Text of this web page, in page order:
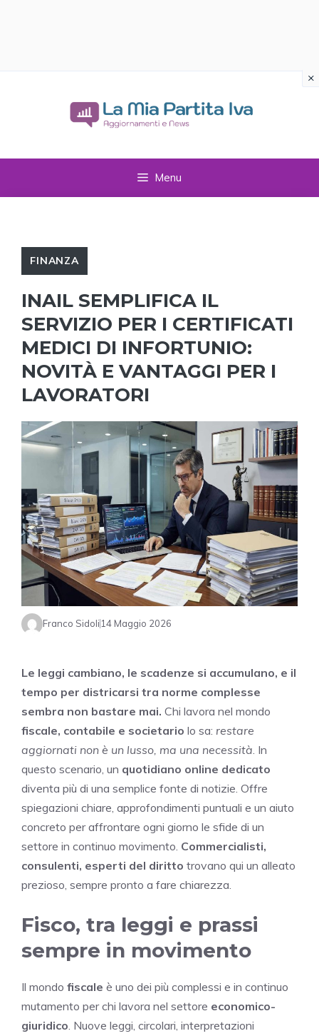
Menu
FINANZA
INAIL SEMPLIFICA IL
SERVIZIO PER I CERTIFICATI
MEDICI DI INFORTUNIO:
NOVITÀ E VANTAGGI PER I
LAVORATORI
Franco Sidoli 14 Maggio 2026
Le leggi cambiano, le scadenze si accumulano, e il
tempo per districarsi tra norme complesse
sembra non bastare mai. Chi lavora nel mondo
fiscale, contabile e societario lo sa: restare
aggiornati non è un lusso, ma una necessità . In
questo scenario, un quotidiano online dedicato
diventa più di una semplice fonte di notizie. Offre
spiegazioni chiare, approfondimenti puntuali e un aiuto
concreto per affrontare ogni giorno le sfide di un
settore in continuo movimento. Commercialisti,
consulenti, esperti del diritto trovano qui un alleato
prezioso, sempre pronto a fare chiarezza.
Fisco, tra leggi e prassi
sempre in movimento
Il mondo fiscale è uno dei più complessi e in continuo
mutamento per chi lavora nel settore economico-
giuridico . Nuove leggi, circolari, interpretazioni
×